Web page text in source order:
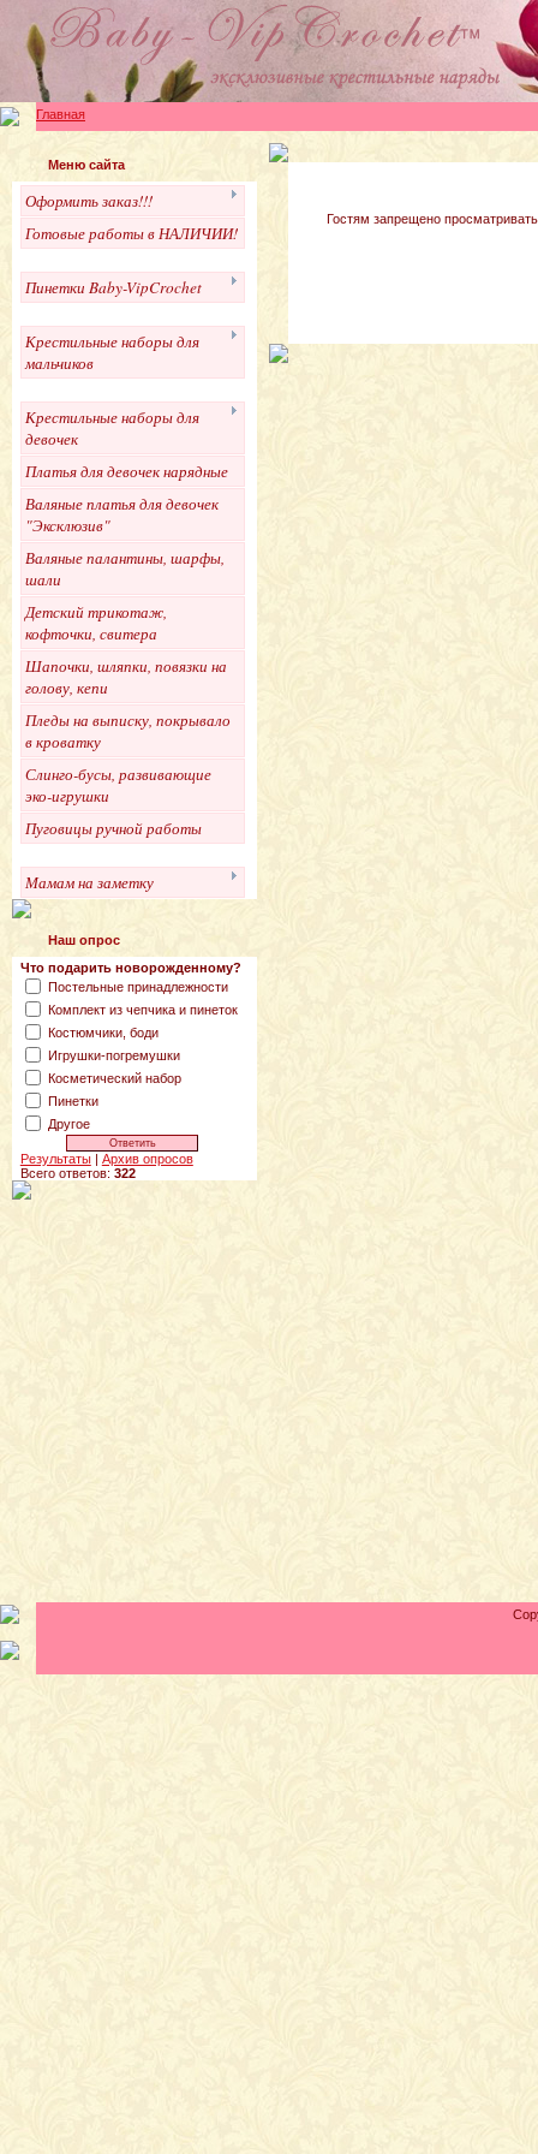
Главная
Меню сайта
Оформить заказ!!!
Готовые работы в НАЛИЧИИ!
Пинетки Baby-VipCrochet
Крестильные наборы для
мальчиков
Крестильные наборы для
девочек
Платья для девочек нарядные
Валяные платья для девочек
"Эксклюзив"
Валяные палантины, шарфы,
шали
Детский трикотаж,
кофточки, свитера
Шапочки, шляпки, повязки на
голову, кепи
Пледы на выписку, покрывало
в кроватку
Слинго-бусы, развивающие
эко-игрушки
Пуговицы ручной работы
Мамам на заметку
Наш опрос
Что подарить новорожденному?
Постельные принадлежности
Комплект из чепчика и пинеток
Костюмчики, боди
Игрушки-погремушки
Косметический набор
Пинетки
Другое
Результаты| Архив опросов
Всего ответов: 322
Гостям запрещено